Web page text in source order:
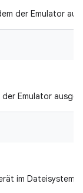
der Emulator
Emulator
im Dateisystem